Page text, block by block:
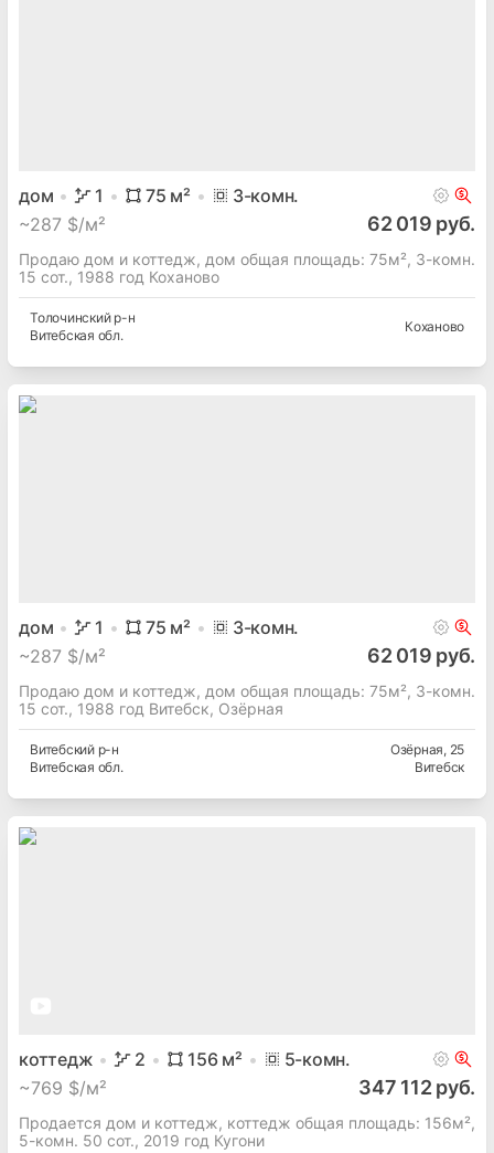
дом 1 75 м² 3-комн.
~287 $/м² 62 019 руб.
Продаю дом и коттедж, дом общая площадь: 75м², 3-комн.
15 сот., 1988 год Коханово
Толочинскийр-н
Витебская обл.
Коханово
дом 1 75 м² 3-комн.
~287 $/м² 62 019 руб.
Продаю дом и коттедж, дом общая площадь: 75м², 3-комн.
15 сот., 1988 год Витебск, Озёрная
Витебскийр-н
Витебская обл.
Озёрная, 25
Витебск
коттедж 2 156м² 5-комн.
~769 $/м² 347 112 руб.
Продается дом и коттедж, коттедж общая площадь: 156м²,
5-комн. 50 сот., 2019 год Кугони